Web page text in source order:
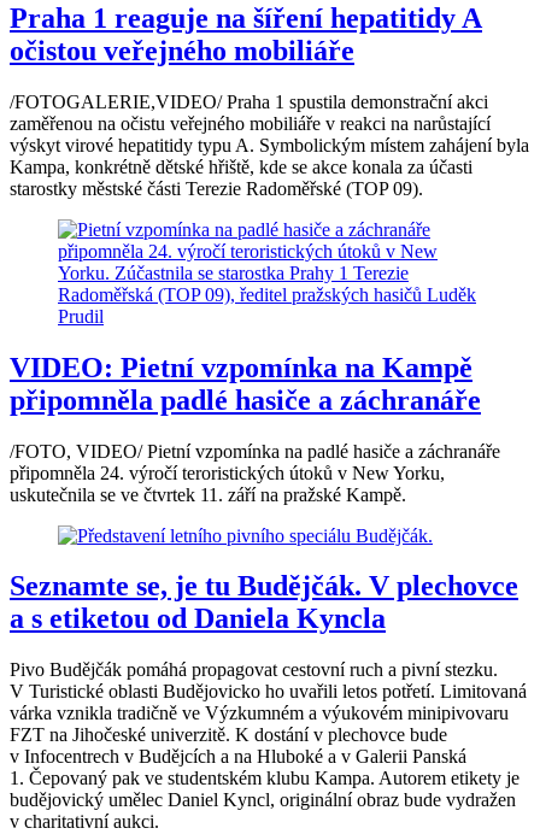
Praha 1 reaguje na šíření hepatitidy A
očistou veřejného mobiliáře
/FOTOGALERIE,VIDEO/ Praha 1 spustila demonstrační akci
zaměřenou na očistu veřejného mobiliáře v reakci na narůstající
výskyt virové hepatitidy typu A. Symbolickým místem zahájení byla
Kampa, konkrétně dětské hřiště, kde se akce konala za účasti
starostky městské části Terezie Radoměřské (TOP 09).
VIDEO: Pietní vzpomínka na Kampě
připomněla padlé hasiče a záchranáře
/FOTO, VIDEO/ Pietní vzpomínka na padlé hasiče a záchranáře
připomněla 24. výročí teroristických útoků v New Yorku,
uskutečnila se ve čtvrtek 11. září na pražské Kampě.
Seznamte se, je tu Budějčák. V plechovce
a s etiketou od Daniela Kyncla
Pivo Budějčák pomáhá propagovat cestovní ruch a pivní stezku.
V Turistické oblasti Budějovicko ho uvařili letos potřetí. Limitovaná
várka vznikla tradičně ve Výzkumném a výukovém minipivovaru
FZT na Jihočeské univerzitě. K dostání v plechovce bude
v Infocentrech v Budějcích a na Hluboké a v Galerii Panská
1. Čepovaný pak ve studentském klubu Kampa. Autorem etikety je
budějovický umělec Daniel Kyncl, originální obraz bude vydražen
v charitativní aukci.